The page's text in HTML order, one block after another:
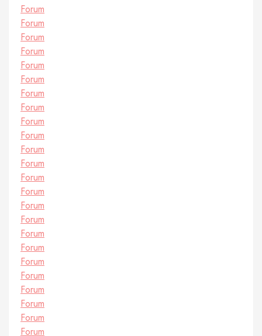
Forum
Forum
Forum
Forum
Forum
Forum
Forum
Forum
Forum
Forum
Forum
Forum
Forum
Forum
Forum
Forum
Forum
Forum
Forum
Forum
Forum
Forum
Forum
Forum